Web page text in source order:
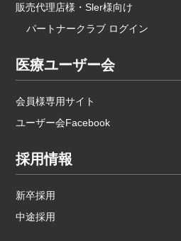
販売代理店様・Sler様向け
パートナークラブ ログイン
医療ユーザー会
会員様専用サイト
ユーザー会Facebook
採用情報
新卒採用
中途採用